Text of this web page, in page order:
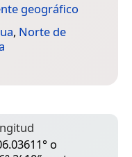
geográfico
, Norte de
o